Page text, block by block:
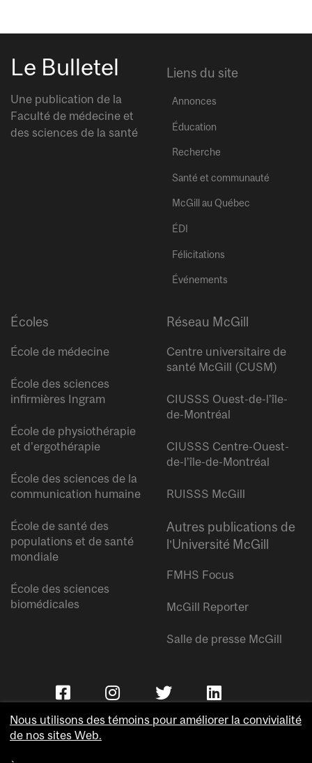
Le Bulletel
Une publication de la
Faculté de médecine et
des sciences de la santé
Liens du site
Annonces
Éducation
Recherche
Santé et communauté
McGill au Québec
ÉDI
Félicitations
Événements
Écoles
École de médecine
École des sciences
infirmières Ingram
École de physiothérapie
et d’ergothérapie
École des sciences de la
communication humaine
École de santé des
populations et de santé
mondiale
École des sciences
biomédicales
Réseau McGill
Centre universitaire de
santé McGill (CUSM)
CIUSSS Ouest-de-l’île-
de-Montréal
CIUSSS Centre-Ouest-
de-l’île-de-Montréal
RUISSS McGill
Autres publications de
l’Université McGill
FMHS Focus
McGill Reporter
Salle de presse McGill
Nous utilisons des témoins pour améliorer la convivialité
de nos sites Web.